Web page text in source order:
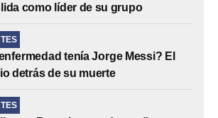
como líder de su grupo
tenía Jorge Messi? El
detrás de su muerte